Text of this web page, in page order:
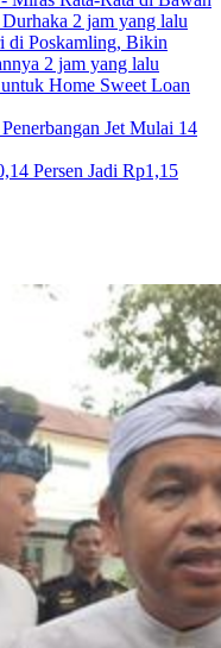
2 jam yang lalu
di Poskamling, Bikin
2 jam yang lalu
Home Sweet Loan
Jet Mulai 14
Persen Jadi Rp1,15